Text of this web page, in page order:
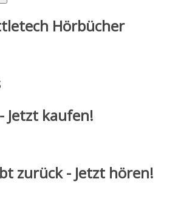
Hörbücher
Jetzt kaufen!
zurück - Jetzt hören!